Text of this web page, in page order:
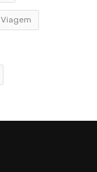
Viagem